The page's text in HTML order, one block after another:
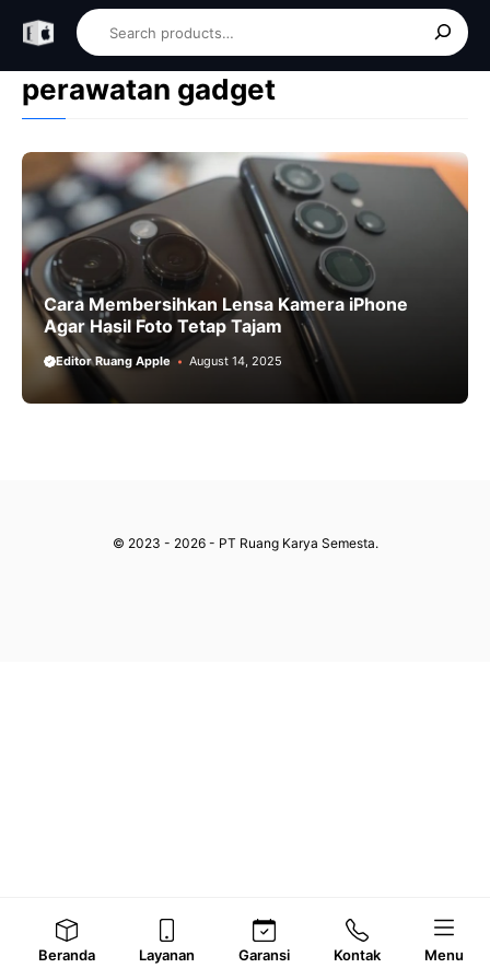
content
perawatan gadget
Cara Membersihkan Lensa Kamera iPhone
Agar Hasil Foto Tetap Tajam
Editor Ruang Apple August 14, 2025
© 2023 - 2026 - PT Ruang Karya Semesta.
Beranda Layanan Garansi Kontak Menu